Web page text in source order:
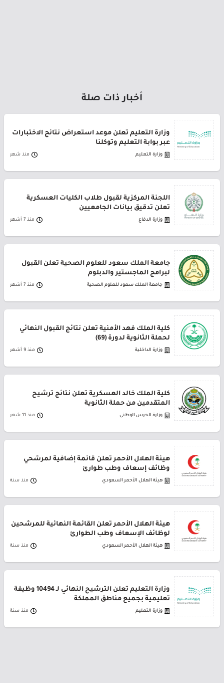
أخبار ذات صلة
وزارة التعليم تعلن موعد استعراض نتائج الاختبارات
عبر بوابة التعليم وتوكلنا
وزارة التعليم منذ شهر
اللجنة المركزية لقبول طلاب الكليات العسكرية
تعلن تدقيق بيانات الجامعيين
وزارة الدفاع منذ 7 أشهر
جامعة الملك سعود للعلوم الصحية تعلن القبول
لبرامج الماجستير والدبلوم
جامعة الملك سعود للعلوم الصحية منذ 7 أشهر
كلية الملك فهد الأمنية تعلن نتائج القبول النهائي
لحملة الثانوية لدورة (69)
وزارة الداخلية منذ 9 أشهر
كلية الملك خالد العسكرية تعلن نتائج ترشيح
المتقدمين من حملة الثانوية
وزارة الحرس الوطني منذ 11 شهر
هيئة الهلال الأحمر تعلن قائمة إضافية لمرشحي
وظائف إسعاف وطب طوارئ
هيئة الهلال الأحمر السعودي منذ سنة
هيئة الهلال الأحمر تعلن القائمة النهائية للمرشحين
لوظائف الإسعاف وطب الطوارئ
هيئة الهلال الأحمر السعودي منذ سنة
وزارة التعليم تعلن الترشيح النهائي لـ 10494 وظيفة
تعليمية بجميع مناطق المملكة
وزارة التعليم منذ سنة